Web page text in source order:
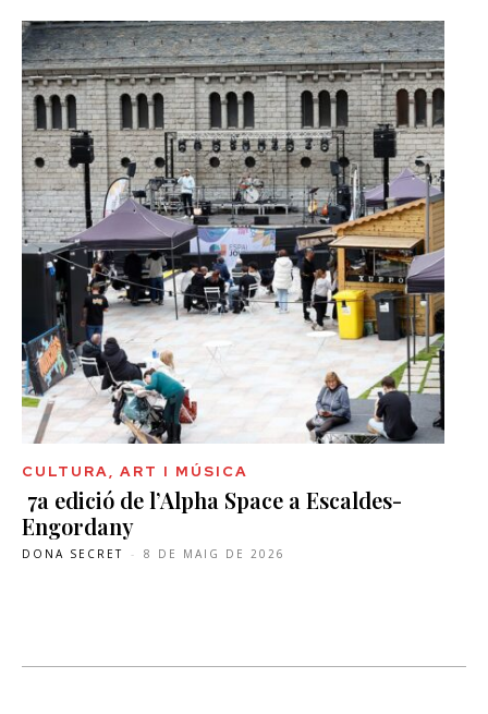
CULTURA, ART I MÚSICA
7a edició de l’Alpha Space a Escaldes-
Engordany
DONA SECRET - 8 DE MAIG DE 2026